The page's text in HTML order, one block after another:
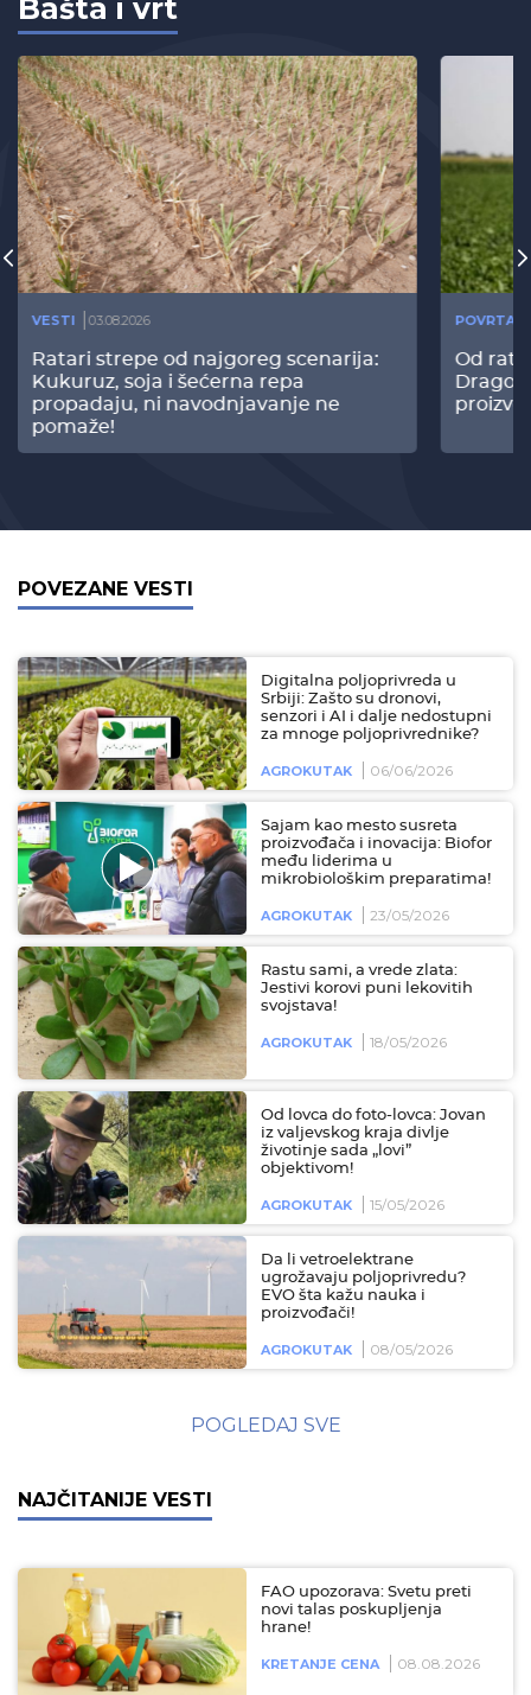
Bašta i vrt
VESTI 03.08.2026
Ratari strepe od najgoreg scenarija:
Kukuruz, soja i šećerna repa
propadaju, ni navodnjavanje ne
pomaže!
Od
POVEZANE VESTI
Digitalna poljoprivreda u
Srbiji: Zašto su dronovi,
senzori i AI i dalje nedostupni
za mnoge poljoprivrednike?
AGROKUTAK 06/06/2026
Sajam kao mesto susreta
proizvođača i inovacija: Biofor
među liderima u
mikrobiološkim preparatima!
AGROKUTAK 23/05/2026
Rastu sami, a vrede zlata:
Jestivi korovi puni lekovitih
svojstava!
AGROKUTAK 18/05/2026
Od lovca do foto-lovca: Jovan
iz valjevskog kraja divlje
životinje sada „lovi”
objektivom!
AGROKUTAK 15/05/2026
Da li vetroelektrane
ugrožavaju poljoprivredu?
EVO šta kažu nauka i
proizvođači!
AGROKUTAK 08/05/2026
POGLEDAJ SVE
NAJČITANIJE VESTI
FAO upozorava: Svetu preti
novi talas poskupljenja
hrane!
KRETANJE CENA 08.08.2026